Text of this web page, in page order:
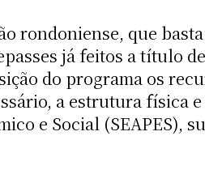
rondoniense, que
já feitos a título
do programa os
a estrutura física
e Social (SEAPES),